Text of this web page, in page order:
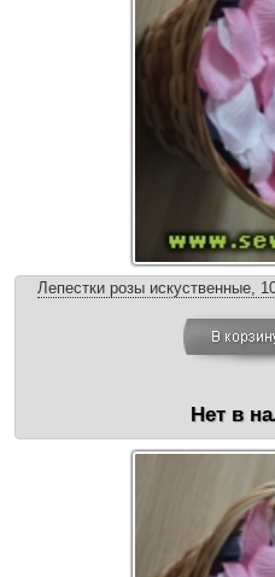
Лепестки розы искуственные,
Нет в